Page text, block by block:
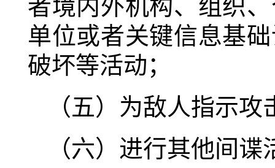
者境内外机构、组织
单位或者关键信息基
破坏等活动；
（五）为敌人指示攻
（六）进行其他间谍